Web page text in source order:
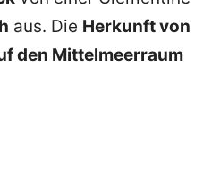
aus. Die Herkunft von
den Mittelmeerraum